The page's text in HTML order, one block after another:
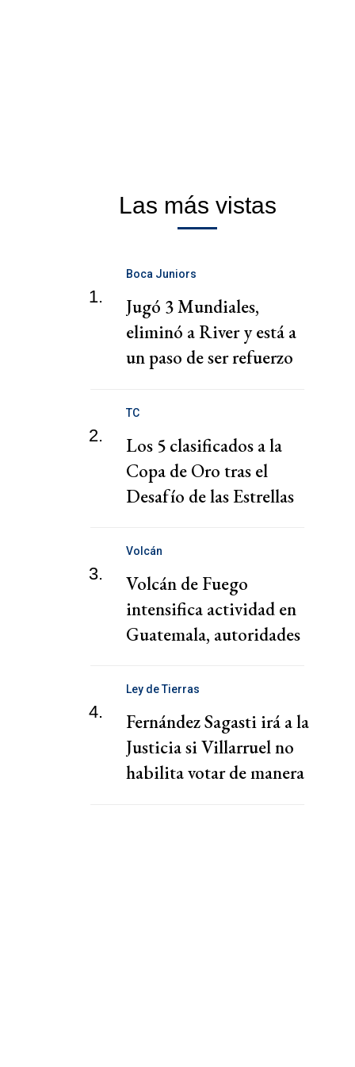
Las más vistas
1.
Boca Juniors
Jugó 3 Mundiales,
eliminó a River y está a
un paso de ser refuerzo
2.
TC
Los 5 clasificados a la
Copa de Oro tras el
Desafío de las Estrellas
3.
Volcán
Volcán de Fuego
intensifica actividad en
Guatemala, autoridades
preventivas
4.
Ley de Tierras
Fernández Sagasti irá a la
Justicia si Villarruel no
habilita votar de manera